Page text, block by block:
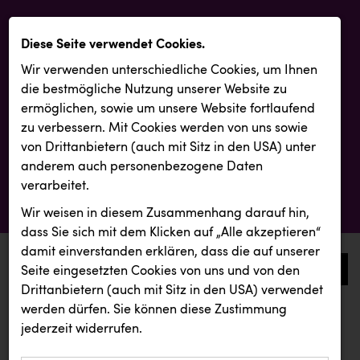
0
aktuelle aussendungen
aktuelle aussendungen
Diese Seite verwendet Cookies.
Wir verwenden unterschiedliche Cookies, um Ihnen
die best­mögliche Nutzung unserer Website zu
ermöglichen, sowie um unsere Website fortlaufend
zu verbessern. Mit Cookies werden von uns sowie
von Drittanbietern (auch mit Sitz in den USA) unter
anderem auch personenbezogene Daten
verarbeitet.
Wir weisen in diesem Zusammenhang darauf hin,
dass Sie sich mit dem Klicken auf „Alle akzeptieren“
damit ein­ver­standen erklären, dass die auf unserer
Seite eingesetzten Cookies von uns und von den
Drittanbietern (auch mit Sitz in den USA) verwendet
werden dürfen. Sie können diese Zustimmung
jederzeit widerrufen.